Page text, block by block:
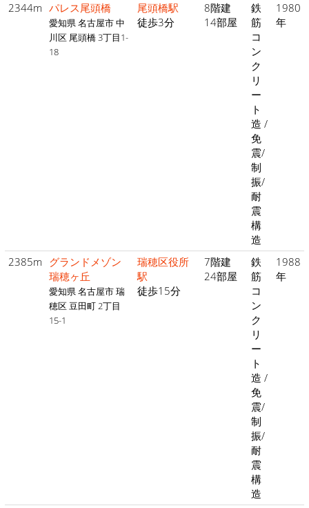
2344m パレス尾頭橋
愛知県 名古屋市 中
川区 尾頭橋 3丁目1-
18
尾頭橋駅
徒歩3分
8階建
14部屋
鉄
筋
コ
ン
ク
リ
ー
ト
造 /
免
震/
制
振/
耐
震
構
造
1980
年
2385m グランドメゾン
瑞穂ヶ丘
愛知県 名古屋市 瑞
穂区 豆田町 2丁目
15-1
瑞穂区役所
駅
徒歩15分
7階建
24部屋
鉄
筋
コ
ン
ク
リ
ー
ト
造 /
免
震/
制
振/
耐
震
構
造
1988
年